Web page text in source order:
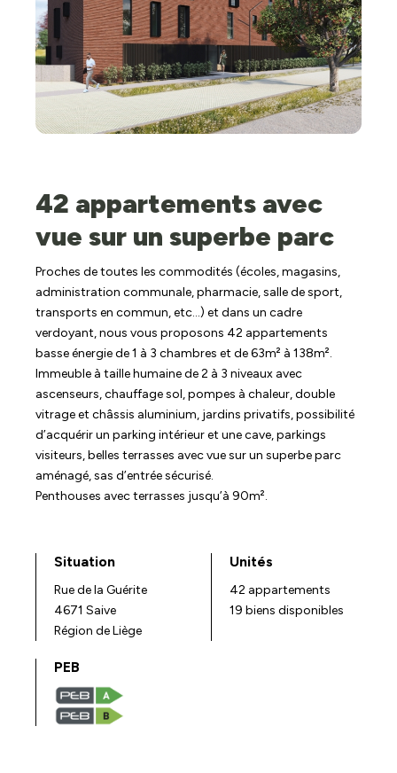
42 appartements avec
vue sur un superbe parc
Proches de toutes les commodités (écoles, magasins,
administration communale, pharmacie, salle de sport,
transports en commun, etc…) et dans un cadre
verdoyant, nous vous proposons 42 appartements
basse énergie de 1 à 3 chambres et de 63m² à 138m².
Immeuble à taille humaine de 2 à 3 niveaux avec
ascenseurs, chauffage sol, pompes à chaleur, double
vitrage et châssis aluminium, jardins privatifs, possibilité
d’acquérir un parking intérieur et une cave, parkings
visiteurs, belles terrasses avec vue sur un superbe parc
aménagé, sas d’entrée sécurisé.
Penthouses avec terrasses jusqu’à 90m².
Situation
Rue de la Guérite
4671 Saive
Région de Liège
Unités
42 appartements
19 biens disponibles
PEB